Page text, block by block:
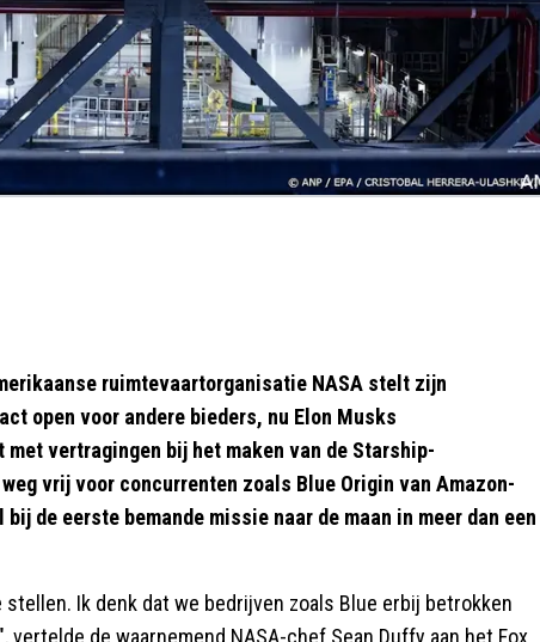
ruimtevaartorganisatie NASA stelt zijn
open voor andere bieders, nu Elon Musks
vertragingen bij het maken van de Starship-
vrij voor concurrenten zoals Blue Origin van Amazon-
de eerste bemande missie naar de maan in meer dan een
Ik denk dat we bedrijven zoals Blue erbij betrokken
vertelde de waarnemend NASA-chef Sean Duffy aan het Fox